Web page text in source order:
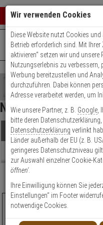
0
Preis
Shop
durchsuchen
Bitte
geben
Sie
mindestens
3
Zeichen
ein,
um
Suche
Es
wurde
noch
Kategorien
Suche
gestartet
+49 (0)821 899 493-0Mo. -
Network Attached
Synology Expansionseinheit
Wir verwenden Cookies
Diese Website nutzt Cookies
Betrieb erforderlich sind. Mit
aktivieren“ setzen wir und
Nutzungserlebnis zu
Werbung bereitzustellen und
durchzuführen. Dabei können
Adresse verarbeitet werden, um
Wie unsere Partner, z. B. Google
bitte deren
Datenschutzerklärung verlinkt
Länder außerhalb der EU (z. B.
geringeres Datenschutzniveau
zur Auswahl einzelner Cookie-
öffnen'.
Ihre Einwilligung können Sie
Einstellungen“ im Footer
notwendige Cookies.